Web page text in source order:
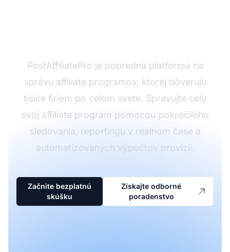
PostAffiliatePro je popredná platforma na
správu affiliate programov, ktorej dôverujú
tisíce firiem po celom svete. Spravujte celý
svoj affiliate program pomocou pokročilého
sledovania, reportingu v reálnom čase a
automatizovaných výpočtov provízií.
Začnite bezplatnú
skúšku
Získajte odborné
poradenstvo